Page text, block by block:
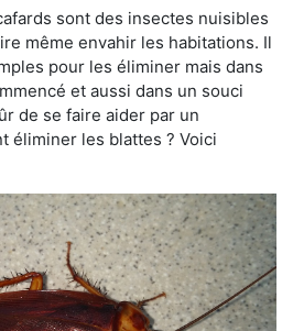
sont des insectes nuisibles
même envahir les habitations. Il
pour les éliminer mais dans
et aussi dans un souci
de se faire aider par un
éliminer les blattes ? Voici